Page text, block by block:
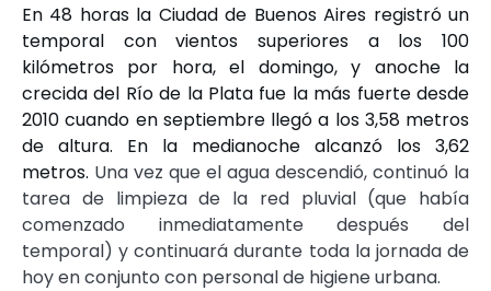
En 48 horas la Ciudad de Buenos Aires registró un
temporal con vientos superiores a los 100
kilómetros por hora, el domingo, y anoche la
crecida del Río de la Plata fue la más fuerte desde
2010 cuando en septiembre llegó a los 3,58 metros
de altura. En la medianoche alcanzó los 3,62
metros. Una vez que el agua descendió, continuó la
tarea de limpieza de la red pluvial (que había
comenzado inmediatamente después del
temporal) y continuará durante toda la jornada de
hoy en conjunto con personal de higiene urbana.